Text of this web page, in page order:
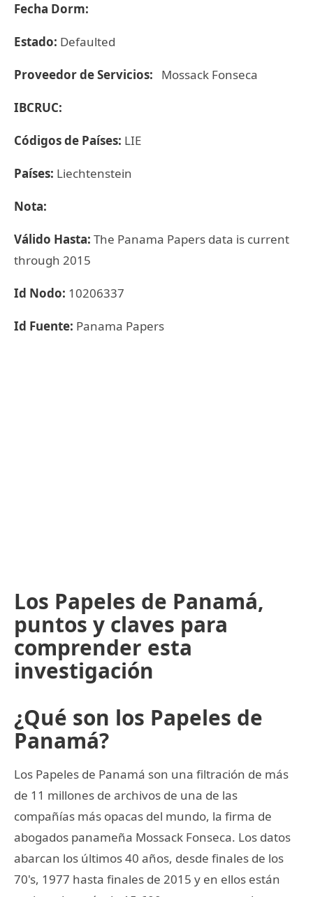
Fecha Dorm:
Estado: Defaulted
Proveedor de Servicios: Mossack Fonseca
IBCRUC:
Códigos de Países: LIE
Países: Liechtenstein
Nota:
Válido Hasta: The Panama Papers data is current
through 2015
Id Nodo: 10206337
Id Fuente: Panama Papers
Los Papeles de Panamá,
puntos y claves para
comprender esta
investigación
¿Qué son los Papeles de
Panamá?
Los Papeles de Panamá son una filtración de más
de 11 millones de archivos de una de las
compañías más opacas del mundo, la firma de
abogados panameña Mossack Fonseca. Los datos
abarcan los últimos 40 años, desde finales de los
70's, 1977 hasta finales de 2015 y en ellos están